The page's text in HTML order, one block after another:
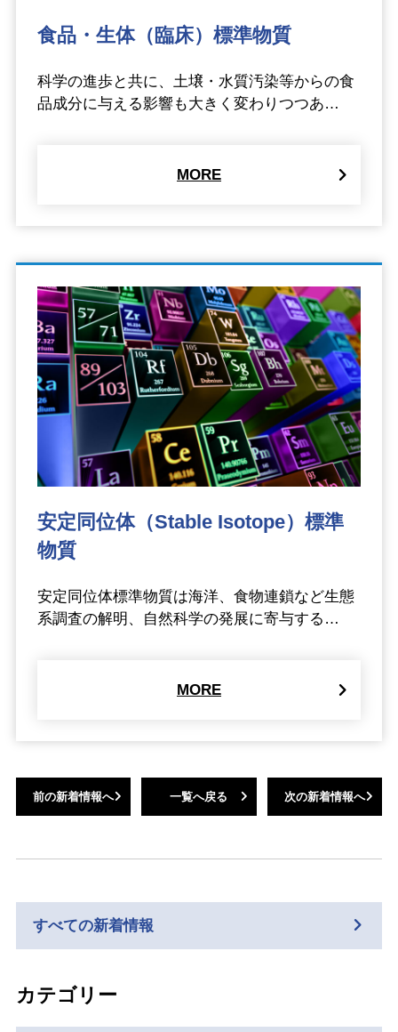
食品・生体（臨床）標準物質
科学の進歩と共に、土壌・水質汚染等からの食
品成分に与える影響も大きく変わりつつあ…
MORE
安定同位体（Stable Isotope）標準
物質
安定同位体標準物質は海洋、食物連鎖など生態
系調査の解明、自然科学の発展に寄与する…
MORE
前の新着情報へ 一覧へ戻る 次の新着情報へ
すべての新着情報
カテゴリー